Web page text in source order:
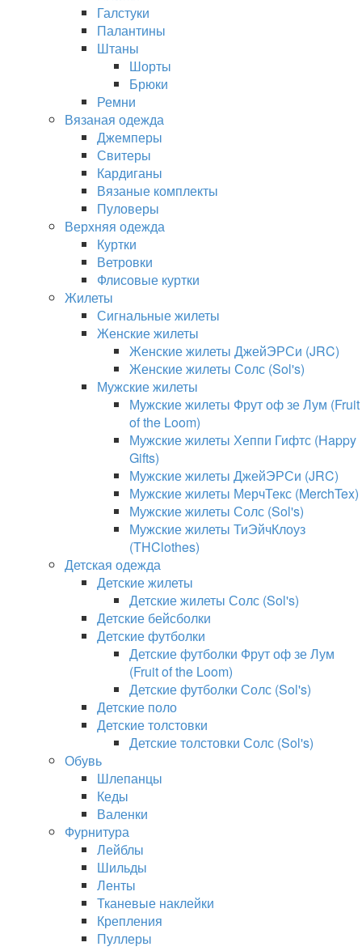
Галстуки
Палантины
Штаны
Шорты
Брюки
Ремни
Вязаная одежда
Джемперы
Свитеры
Кардиганы
Вязаные комплекты
Пуловеры
Верхняя одежда
Куртки
Ветровки
Флисовые куртки
Жилеты
Сигнальные жилеты
Женские жилеты
Женские жилеты ДжейЭРСи (JRC)
Женские жилеты Солс (Sol's)
Мужские жилеты
Мужские жилеты Фрут оф зе Лум (Fruit
of the Loom)
Мужские жилеты Хеппи Гифтс (Happy
Gifts)
Мужские жилеты ДжейЭРСи (JRC)
Мужские жилеты МерчТекс (MerchTex)
Мужские жилеты Солс (Sol's)
Мужские жилеты ТиЭйчКлоуз
(THClothes)
Детская одежда
Детские жилеты
Детские жилеты Солс (Sol's)
Детские бейсболки
Детские футболки
Детские футболки Фрут оф зе Лум
(Fruit of the Loom)
Детские футболки Солс (Sol's)
Детские поло
Детские толстовки
Детские толстовки Солс (Sol's)
Обувь
Шлепанцы
Кеды
Валенки
Фурнитура
Лейблы
Шильды
Ленты
Тканевые наклейки
Крепления
Пуллеры